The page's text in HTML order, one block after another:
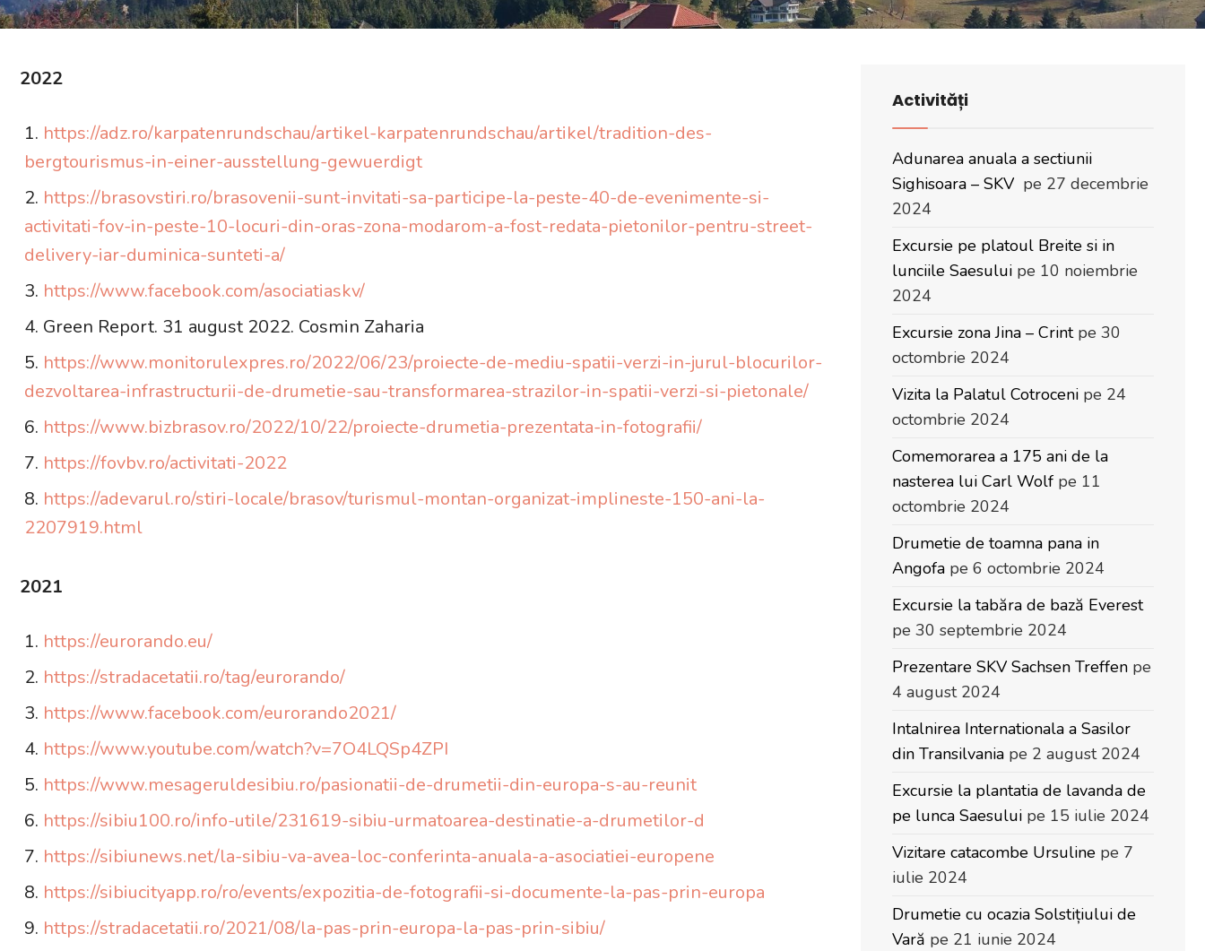
2022
https://adz.ro/karpatenrundschau/artikel-karpatenrundschau/artikel/tradition-des-
bergtourismus-in-einer-ausstellung-gewuerdigt
https://brasovstiri.ro/brasovenii-sunt-invitati-sa-participe-la-peste-40-de-evenimente-si-
activitati-fov-in-peste-10-locuri-din-oras-zona-modarom-a-fost-redata-pietonilor-pentru-street-
delivery-iar-duminica-sunteti-a/
https://www.facebook.com/asociatiaskv/
Green Report. 31 august 2022. Cosmin Zaharia
https://www.monitorulexpres.ro/2022/06/23/proiecte-de-mediu-spatii-verzi-in-jurul-blocurilor-
dezvoltarea-infrastructurii-de-drumetie-sau-transformarea-strazilor-in-spatii-verzi-si-pietonale/
https://www.bizbrasov.ro/2022/10/22/proiecte-drumetia-prezentata-in-fotografii/
https://fovbv.ro/activitati-2022
https://adevarul.ro/stiri-locale/brasov/turismul-montan-organizat-implineste-150-ani-la-
2207919.html
2021
https://eurorando.eu/
https://stradacetatii.ro/tag/eurorando/
https://www.facebook.com/eurorando2021/
https://www.youtube.com/watch?v=7O4LQSp4ZPI
https://www.mesageruldesibiu.ro/pasionatii-de-drumetii-din-europa-s-au-reunit
https://sibiu100.ro/info-utile/231619-sibiu-urmatoarea-destinatie-a-drumetilor-d
https://sibiunews.net/la-sibiu-va-avea-loc-conferinta-anuala-a-asociatiei-europene
https://sibiucityapp.ro/ro/events/expozitia-de-fotografii-si-documente-la-pas-prin-europa
https://stradacetatii.ro/2021/08/la-pas-prin-europa-la-pas-prin-sibiu/
Activități
Adunarea anuala a sectiunii
Sighisoara – SKV pe 27 decembrie
2024
Excursie pe platoul Breite si in
lunciile Saesului pe 10 noiembrie
2024
Excursie zona Jina – Crintpe 30
octombrie 2024
Vizita la Palatul Cotroceni pe 24
octombrie 2024
Comemorarea a 175 ani de la
nasterea lui Carl Wolf pe 11
octombrie 2024
Drumetie de toamna pana in
Angofa pe 6 octombrie 2024
Excursie la tabăra de bază Everest
pe 30 septembrie 2024
Prezentare SKV Sachsen Treffen pe
4 august 2024
Intalnirea Internationala a Sasilor
din Transilvania pe 2 august 2024
Excursie la plantatia de lavanda de
pe lunca Saesului pe 15 iulie 2024
Vizitare catacombe Ursuline pe 7
iulie 2024
Drumetie cu ocazia Solstițiului de
Vară pe 21 iunie 2024